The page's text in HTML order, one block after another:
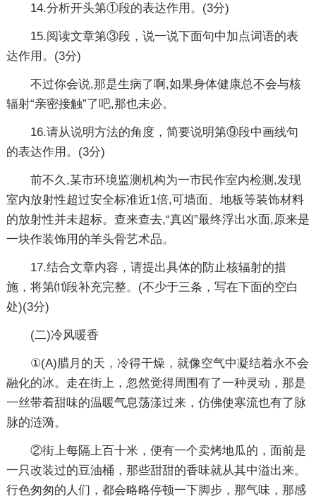
14.分析开头第①段的表达作用。(3分)
15.阅读文章第③段，说一说下面句中加点词语的表
达作用。(3分)
不过你会说,那是生病了啊,如果身体健康总不会与核
辐射“亲密接触”了吧,那也未必。
16.请从说明方法的角度，简要说明第⑨段中画线句
的表达作用。(3分)
前不久,某市环境监测机构为一市民作室内检测,发现
室内放射性超过安全标准近1倍,可墙面、地板等装饰材料
的放射性并未超标。查来查去,“真凶”最终浮出水面,原来是
一块作装饰用的羊头骨艺术品。
17.结合文章内容，请提出具体的防止核辐射的措
施，将第⑾段补充完整。(不少于三条，写在下面的空白
处)(3分)
(二)冷风暖香
①(A)腊月的天，冷得干燥，就像空气中凝结着永不会
融化的冰。走在街上，忽然觉得周围有了一种灵动，那是
一丝带着甜味的温暖气息荡漾过来，仿佛使寒流也有了脉
脉的涟漪。
②街上每隔上百十米，便有一个卖烤地瓜的，面前是
一只改装过的豆油桶，那些甜甜的香味就从其中溢出来。
行色匆匆的人们，都会略略停顿一下脚步，那气味，那感